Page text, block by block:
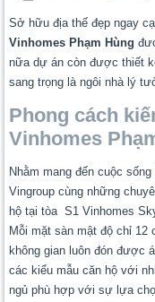
Sở hữu địa thế đẹp ngay
Vinhomes Phạm Hùng
nữa dự án còn được thiết
sang trọng là ngôi nhà lý
Phong cách
Vinhomes
Nhằm mang đến cuộc
Vingroup cùng những
hộ tại tòa S1 Vinhomes
Mỗi mặt sàn mật độ chỉ 12
không gian luôn đón được
các kiểu mẫu căn hộ với
ngủ phù hợp với sự lựa